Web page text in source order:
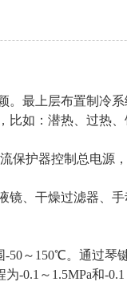
。最上层布置制冷
比如：潜热、过热
保护器控制总电源
镜、干燥过滤器、
-50～150℃。通过
-0.1～1.5MPa和-